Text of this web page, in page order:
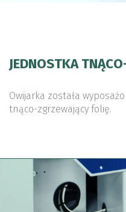
JEDNOSTKA
Owijarka została
tnąco-zgrzewający folię.